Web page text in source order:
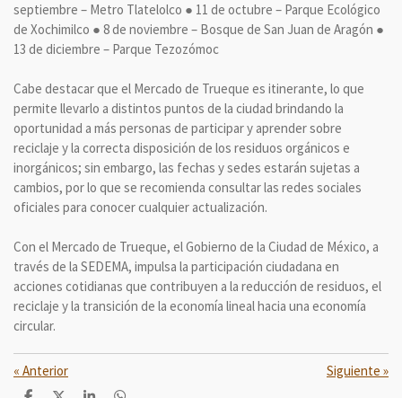
septiembre – Metro Tlatelolco ● 11 de octubre – Parque Ecológico
de Xochimilco ● 8 de noviembre – Bosque de San Juan de Aragón ●
13 de diciembre – Parque Tezozómoc
Cabe destacar que el Mercado de Trueque es itinerante, lo que
permite llevarlo a distintos puntos de la ciudad brindando la
oportunidad a más personas de participar y aprender sobre
reciclaje y la correcta disposición de los residuos orgánicos e
inorgánicos; sin embargo, las fechas y sedes estarán sujetas a
cambios, por lo que se recomienda consultar las redes sociales
oficiales para conocer cualquier actualización.
Con el Mercado de Trueque, el Gobierno de la Ciudad de México, a
través de la SEDEMA, impulsa la participación ciudadana en
acciones cotidianas que contribuyen a la reducción de residuos, el
reciclaje y la transición de la economía lineal hacia una economía
circular.
« Anterior Siguiente »